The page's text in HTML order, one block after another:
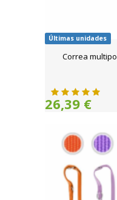
Últimas unidades
Correa
26,39 €